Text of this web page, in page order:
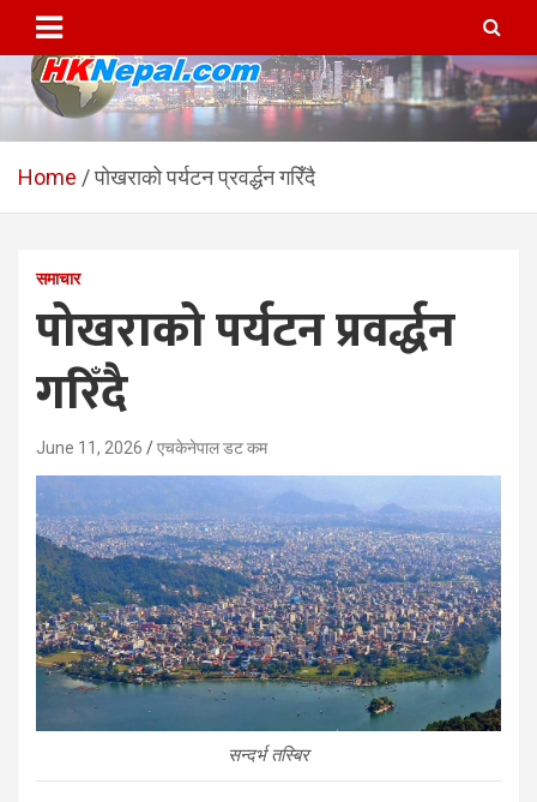
content
HKNepal.com – हङकङबाट
सञ्चालित पहिलो नेपाली अनलाईन
hknepal, hknepal.com, hk nepal, hk nepal com
Home पोखराको पर्यटन प्रवर्द्धन गरिँदै
समाचार
पोखराको पर्यटन प्रवर्द्धन
गरिँदै
June 11, 2026 एचकेनेपाल डट कम
सन्दर्भ तस्बिर